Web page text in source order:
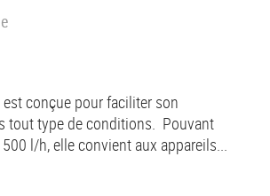
conçue pour faciliter son
tout type de conditions. Pouvant
500 l/h, elle convient aux appareils...